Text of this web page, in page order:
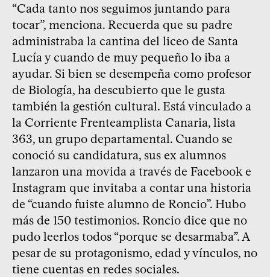
“Cada tanto nos seguimos juntando para
tocar”, menciona. Recuerda que su padre
administraba la cantina del liceo de Santa
Lucía y cuando de muy pequeño lo iba a
ayudar. Si bien se desempeña como profesor
de Biología, ha descubierto que le gusta
también la gestión cultural. Está vinculado a
la Corriente Frenteamplista Canaria, lista
363, un grupo departamental. Cuando se
conoció su candidatura, sus ex alumnos
lanzaron una movida a través de Facebook e
Instagram que invitaba a contar una historia
de “cuando fuiste alumno de Roncio”. Hubo
más de 150 testimonios. Roncio dice que no
pudo leerlos todos “porque se desarmaba”. A
pesar de su protagonismo, edad y vínculos, no
tiene cuentas en redes sociales.